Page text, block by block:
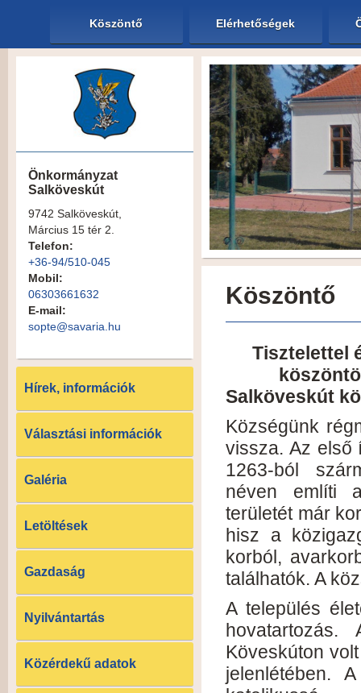
Köszöntő Elérhetőségek
Önkormányzat
Salköveskút
9742 Salköveskút,
Március 15 tér 2.
Telefon:
+36-94/510-045
Mobil:
06303661632
E-mail:
sopte@savaria.hu
Hírek, információk
Választási információk
Galéria
Letöltések
Gazdaság
Nyilvántartás
Közérdekű adatok
Köszöntő
Tisztelettel
Salköveskút
Községünk
vissza. Az első
1263-ból
néven említi
területét már
hisz a
korból,
találhatók. A
A település
hovatartozás.
Köveskúton
jelenlétében.